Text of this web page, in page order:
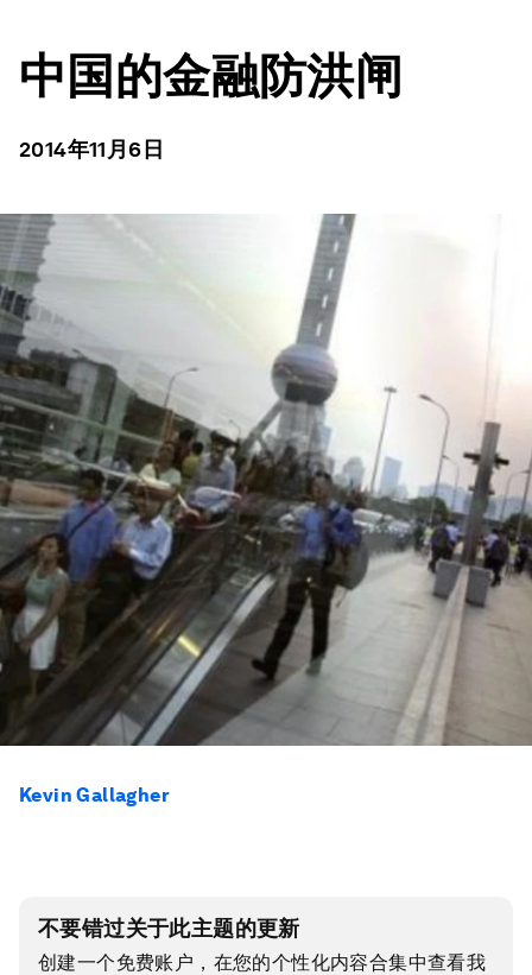
中国的金融防洪闸
2014年11月6日
Kevin Gallagher
不要错过关于此主题的更新
创建一个免费账户，在您的个性化内容合集中查看我